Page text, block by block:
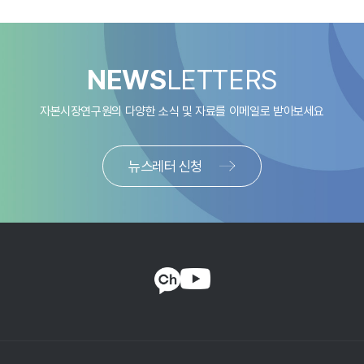
NEWSLETTERS
자본시장연구원의 다양한 소식 및 자료를 이메일로 받아보세요
뉴스레터 신청